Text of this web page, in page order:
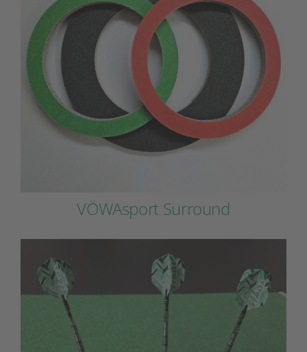
VÖWAsport Surround